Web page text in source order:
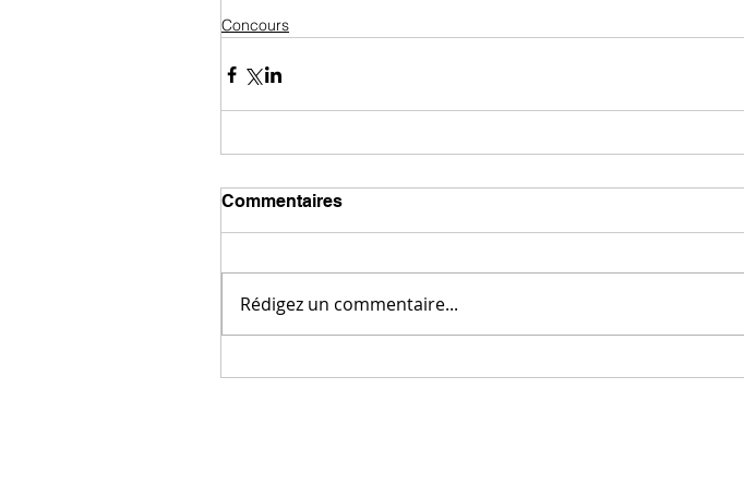
Concours
Commentaires
Rédigez un commentaire...